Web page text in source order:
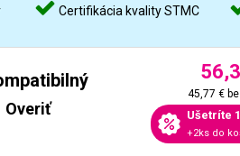
Certifikácia kvality STMC
Overiť
45,77 €
Ušetríte
+2ks do